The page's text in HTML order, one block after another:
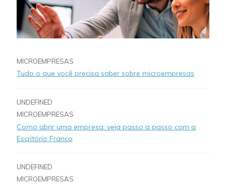
MICROEMPRESAS
Tudo o que você precisa saber sobre microempresas
UNDEFINED
MICROEMPRESAS
Como abrir uma empresa: veja passo a passo com a
Escritório Franco
UNDEFINED
MICROEMPRESAS